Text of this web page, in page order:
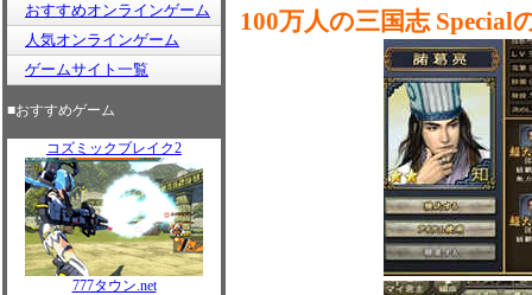
おすすめオンラインゲーム
人気オンラインゲーム
ゲームサイト一覧
■おすすめゲーム
コズミックブレイク2
777タウン.net
100万人の三国志